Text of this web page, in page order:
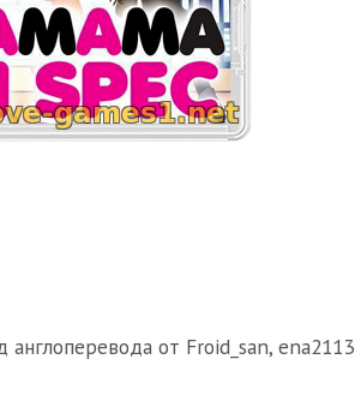
от Froid_san, ena2113